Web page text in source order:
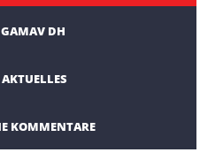
GAMAV DH
AKTUELLES
KOMMENTARE